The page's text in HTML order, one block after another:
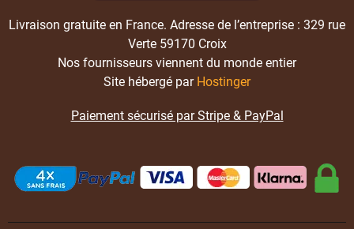
Livraison gratuite en France. Adresse de l’entreprise : 329 rue
Verte 59170 Croix
Nos fournisseurs viennent du monde entier
Site hébergé par Hostinger
Paiement sécurisé par Stripe & PayPal